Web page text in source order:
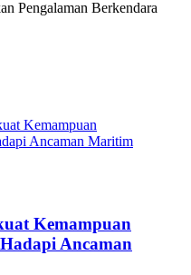
Pengalaman Berkendara
Kemampuan
Ancaman